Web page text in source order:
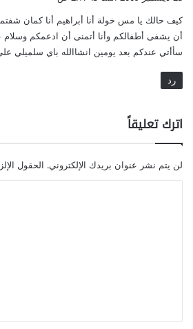
ل
كيف حالك يا مس خولة أنا أبراهيم أنا كمان
أن يشفى أطفالكم وأنا أتمنى أن ادعمكم وسلام
سأأتي عندكم بعد يومين انشاالله باي سلميلي
رد
اترك تعليقاً
لن يتم نشر عنوان بريدك الإلكتروني. الحقول